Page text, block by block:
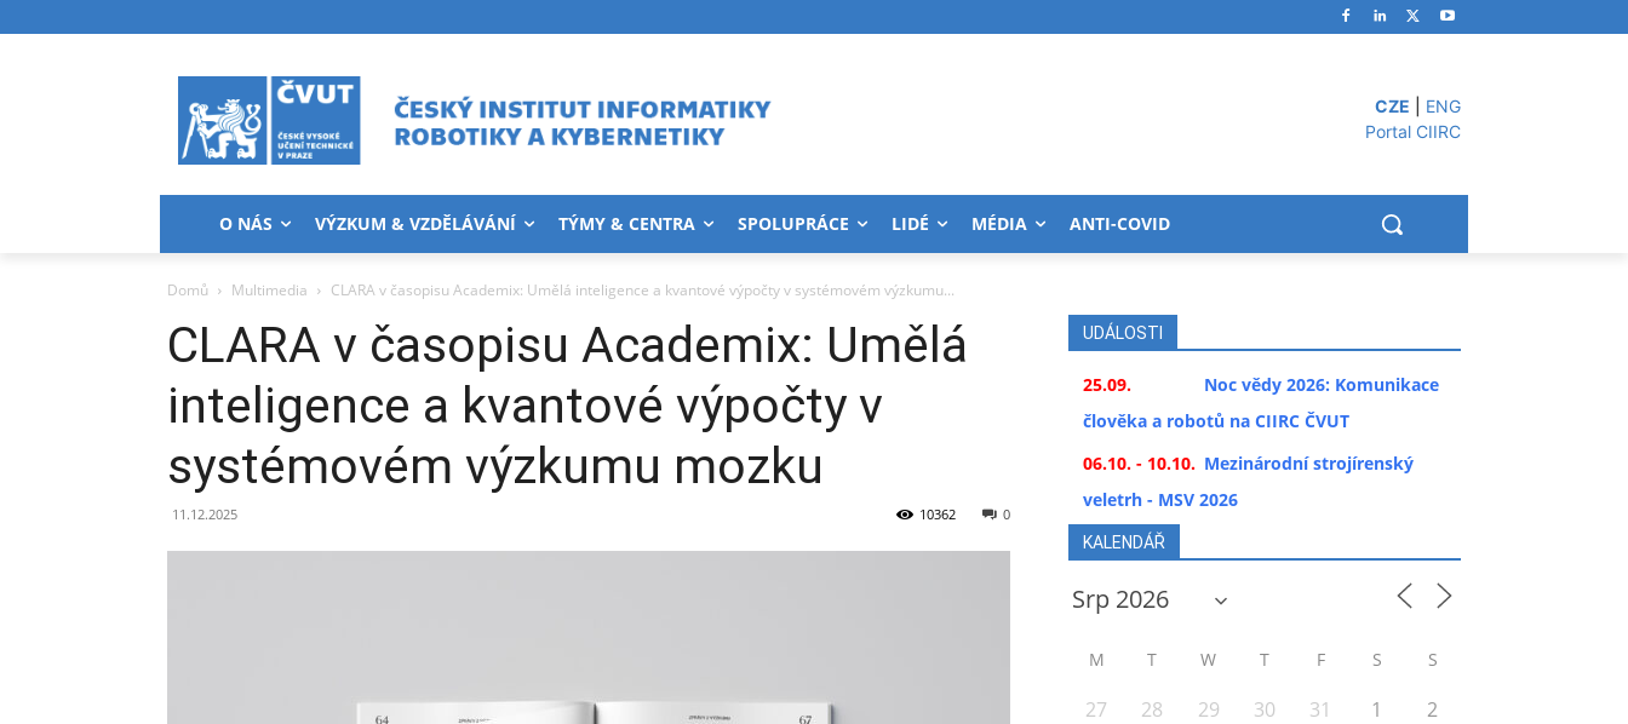
CZE
ENG
Portal CIIRC
O NÁS VÝZKUM & VZDĚLÁVÁNÍ TÝMY & CENTRA SPOLUPRÁCE LIDÉ MÉDIA ANTI-COVID
Domů Multimedia CLARA v časopisu Academix: Umělá inteligence a kvantové výpočty v systémovém výzkumu...
CLARA v časopisu Academix: Umělá
inteligence a kvantové výpočty v
systémovém výzkumu mozku
11.12.2025 0
10362
UDÁLOSTI
25.09.
Noc vědy 2026: Komunikace
člověka a robotů na CIIRC ČVUT
06.10. - 10.10. Mezinárodní strojírenský
veletrh - MSV 2026
KALENDÁŘ
M T W T F S S
27 28 29 30 31 1 2